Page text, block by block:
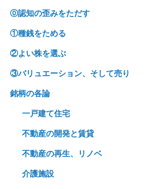
⓪認知の歪みをただす
①種銭をためる
②よい株を選ぶ
③バリュエーション、そして売り
銘柄の各論
一戸建て住宅
不動産の開発と賃貸
不動産の再生、リノベ
介護施設